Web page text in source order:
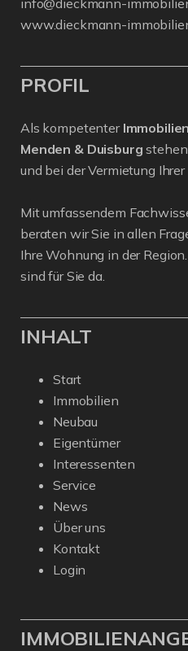
www.dieckmann-
PROFIL
Als kompetenter
Menden & Duisburg
und bei der Vermietung Ihrer
Mit umfassendem
beraten wir Sie in allen
Ihre Wohnung in der
sind für Sie da.
INHALT
Start
Immobilien
Neubau
Eigentümer
Interessenten
Service
News
Über uns
Kontakt
Login